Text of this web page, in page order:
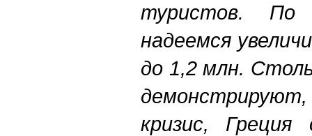
туристов. По
надеемся
до 1,2млн.
демонстрируют
кризис, Греция